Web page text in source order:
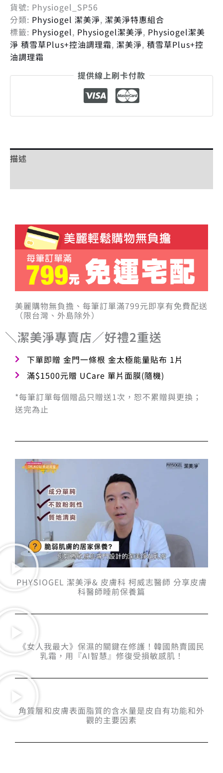
貨號: Physiogel_SP56
分類: Physiogel 潔美淨, 潔美淨特惠組合
標籤: Physiogel, Physiogel潔美淨, Physiogel潔美
淨 積雪草Plus+控油調理霜, 潔美淨, 積雪草Plus+控
油調理霜
提供線上刷卡付款
描述
美麗購物無負擔、每筆訂單滿799元即享有免費配送
（限台灣、外島除外）
＼潔美淨專賣店／好禮2重送
下單即贈 金門一條根 金太極能量貼布 1片
滿$1500元贈 UCare 單片面膜(隨機)
*每筆訂單每個贈品只贈送1次，恕不累贈與更換；
送完為止
PHYSIOGEL 潔美淨& 皮膚科 柯威志醫師 分享皮膚
科醫師睡前保養篇
《女人我最大》保濕的關鍵在修護！韓國熱賣國民
乳霜，用『AI智慧』修復受損敏感肌！
角質層和皮膚表面脂質的含水量是皮自有功能和外
觀的主要因素